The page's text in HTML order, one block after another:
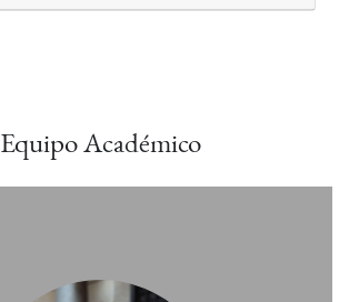
Equipo Académico